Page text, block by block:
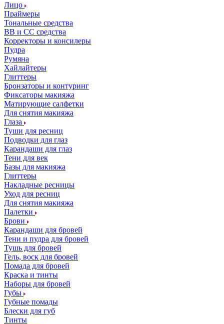
Лицо
Праймеры
Тональные средства
ВВ и СС средства
Корректоры и консилеры
Пудра
Румяна
Хайлайтеры
Глиттеры
Бронзаторы и контуринг
Фиксаторы макияжа
Матирующие салфетки
Для снятия макияжа
Глаза
Туши для ресниц
Подводки для глаз
Карандаши для глаз
Тени для век
Базы для макияжа
Глиттеры
Накладные ресницы
Уход для ресниц
Для снятия макияжа
Палетки
Брови
Карандаши для бровей
Тени и пудра для бровей
Тушь для бровей
Гель, воск для бровей
Помада для бровей
Краска и тинты
Наборы для бровей
Губы
Губные помады
Блески для губ
Тинты